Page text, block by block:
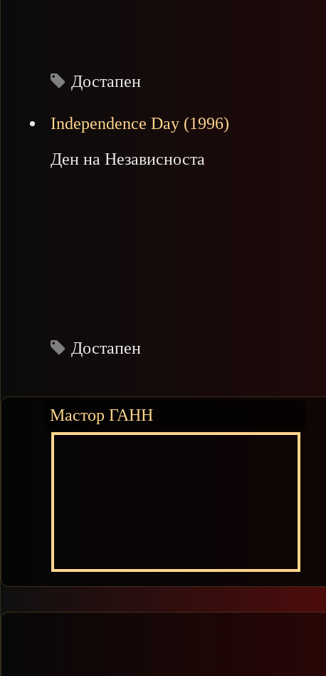
Достапен
Independence Day (1996)
Ден на Независноста
Достапен
Мастор ГАНН